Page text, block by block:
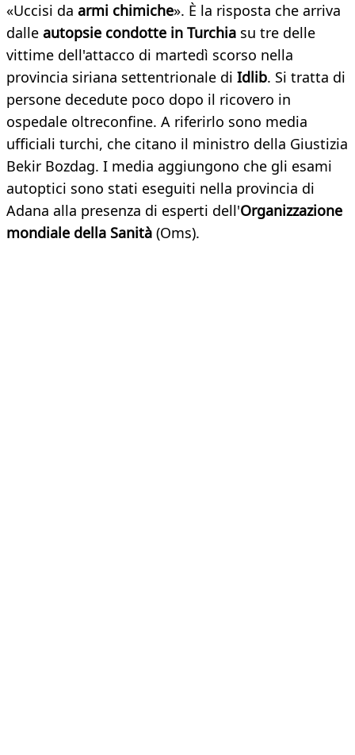
«Uccisi da armi chimiche». È la risposta che arriva
dalle autopsie condotte in Turchia su tre delle
vittime dell'attacco di martedì scorso nella
provincia siriana settentrionale di Idlib. Si tratta di
persone decedute poco dopo il ricovero in
ospedale oltreconfine. A riferirlo sono media
ufficiali turchi, che citano il ministro della Giustizia
Bekir Bozdag. I media aggiungono che gli esami
autoptici sono stati eseguiti nella provincia di
Adana alla presenza di esperti dell'Organizzazione
mondiale della Sanità (Oms).